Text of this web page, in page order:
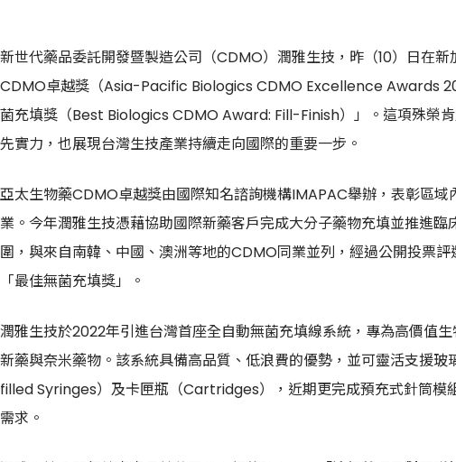
新世代藥品委託開發暨製造公司（CDMO）潤雅生技，昨（10）日在
CDMO卓越獎（Asia-Pacific Biologics CDMO Excellence Awards
菌充填獎（Best Biologics CDMO Award: Fill-Finish）」。這項殊榮
先實力，也展現台灣生技產業持續走向國際的重要一步。
亞太生物藥CDMO卓越獎由國際知名諮詢機構IMAPAC舉辦，表彰區
業。今年潤雅生技憑藉協助國際新藥客戶完成大分子藥物充填並推進
圍，與來自南韓、中國、澳洲等地的CDMO同業並列，經過公開投票
「最佳無菌充填獎」。
潤雅生技於2022年引進台灣首座全自動無菌充填線系統，專為高價值
新藥與奈米藥物。該系統具備高品質、低浪費的優勢，並可靈活支援
filled Syringes）及卡匣瓶（Cartridges），近期更完成預充式針筒模
需求。